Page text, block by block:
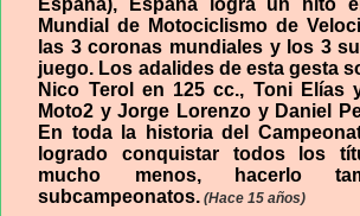
España), España logra un hito
Mundial de Motociclismo de
las 3 coronas mundiales y los 3
juego. Los adalides de esta gesta
Nico Terol en 125 cc., Toni Elías
Moto2 y Jorge Lorenzo y Daniel
En toda la historia del
logrado conquistar todos los
mucho menos, hacerlo
subcampeonatos. (Hace 15 años)